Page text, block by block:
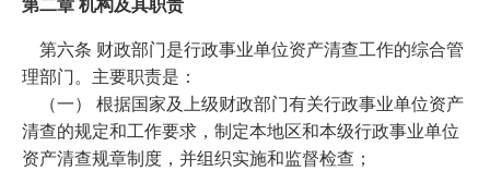
第六条 财政部门是行政事业单位资产清查工作的综合管
理部门。主要职责是：
（一） 根据国家及上级财政部门有关行政事业单位资产
清查的规定和工作要求，制定本地区和本级行政事业单位
资产清查规章制度，并组织实施和监督检查；